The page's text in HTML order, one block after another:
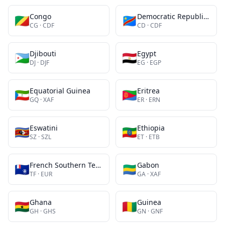
🇨🇬Congo
CG ·CDF 🇨🇩 Democratic Republic of the Congo
CD ·CDF
🇩🇯Djibouti
DJ · DJF 🇪🇬Egypt
EG · EGP
🇬🇶Equatorial Guinea
GQ ·XAF 🇪🇷Eritrea
ER · ERN
🇸🇿Eswatini
SZ ·SZL 🇪🇹Ethiopia
ET · ETB
🇹🇫 French Southern Territories
TF · EUR 🇬🇦Gabon
GA ·XAF
🇬🇭Ghana
GH ·GHS 🇬🇳Guinea
GN ·GNF